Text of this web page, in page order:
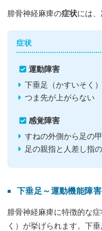
腓骨神経麻痺の症状には、
症状
運動障害
下垂足（かすいそく）
つま先が上がらない
感覚障害
すねの外側から足の
足の親指と人差し指
下垂足～運動機能障
腓骨神経麻痺に特徴的な
く）が挙げられます。下垂